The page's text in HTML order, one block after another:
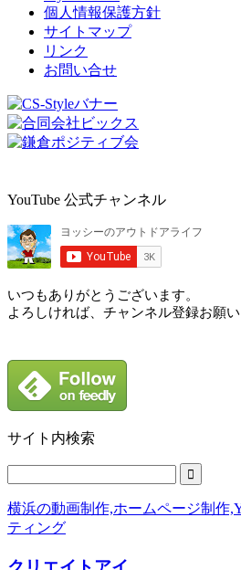
個人情報保護方針
サイトマップ
リンク
お問い合せ
YouTube 公式チャンネル
いつもありがとうございます。
よろしければ、チャンネル登録お願い
サイト内検索
横浜の動画制作,ホームページ制作
ティング